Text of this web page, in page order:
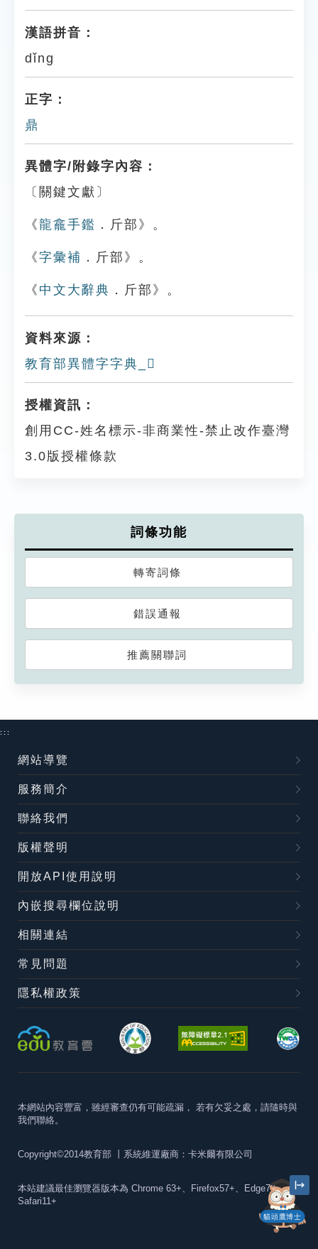
漢語拼音：
dǐng
正字：
鼎
異體字/附錄字內容：
〔關鍵文獻〕
《龍龕手鑑 ．斤部》。
《字彙補 ．斤部》。
《 中文大辭典 ．斤部》。
資料來源：
教育部異體字字典_𥇴
授權資訊：
創用CC-姓名標示-非商業性-禁止改作臺灣
3.0版授權條款
詞條功能
轉寄詞條
錯誤通報
推薦關聯詞
貓頭鷹博士
:::
網站導覽
服務簡介
聯絡我們
版權聲明
開放API使用說明
內嵌搜尋欄位說明
相關連結
常見問題
隱私權政策
本網站內容豐富，雖經審查仍有可能疏漏， 若有欠妥之處，請隨時與
我們聯絡。
Copyright©2014教育部 丨系統維運廠商：卡米爾有限公司
本站建議最佳瀏覽器版本為 Chrome 63+、Firefox57+、Edge79+及
Safari11+